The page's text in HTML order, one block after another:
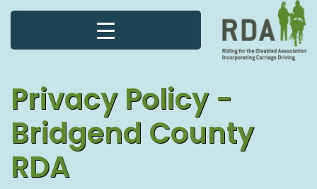
Privacy Policy -
Bridgend County
RDA